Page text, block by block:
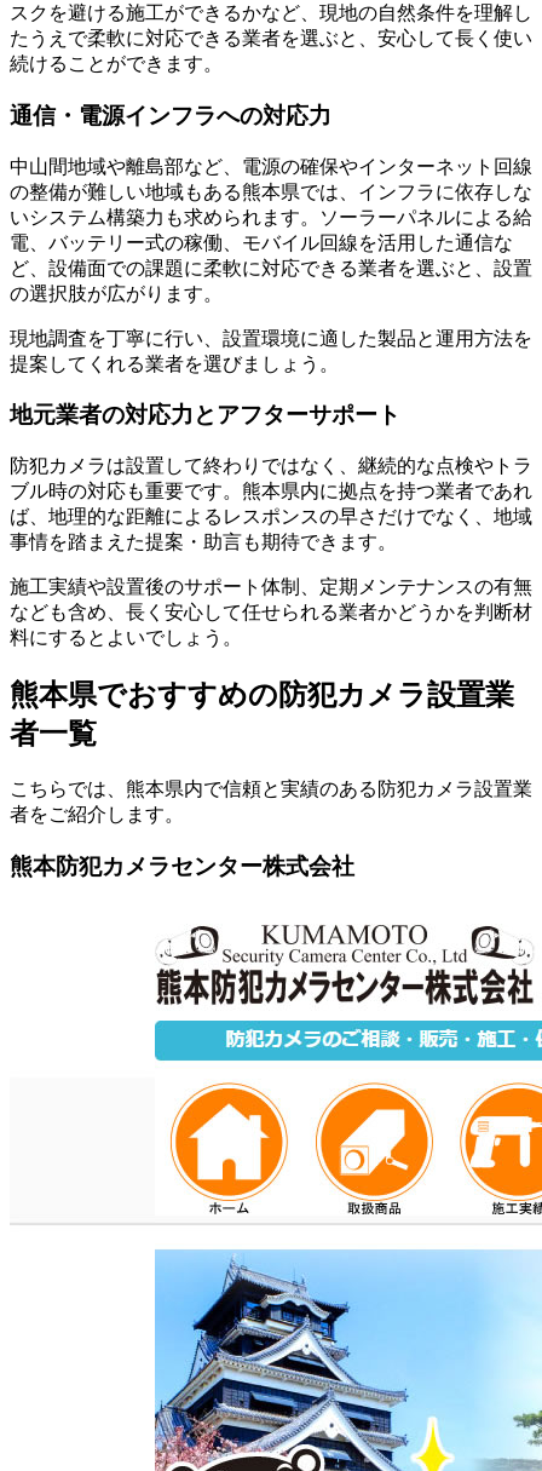
スクを避ける施工ができるかなど、現地の自然条件を理解し
たうえで柔軟に対応できる業者を選ぶと、安心して長く使い
続けることができます。
通信・電源インフラへの対応力
中山間地域や離島部など、電源の確保やインターネット回線
の整備が難しい地域もある熊本県では、インフラに依存しな
いシステム構築力も求められます。ソーラーパネルによる給
電、バッテリー式の稼働、モバイル回線を活用した通信な
ど、設備面での課題に柔軟に対応できる業者を選ぶと、設置
の選択肢が広がります。
現地調査を丁寧に行い、設置環境に適した製品と運用方法を
提案してくれる業者を選びましょう。
地元業者の対応力とアフターサポート
防犯カメラは設置して終わりではなく、継続的な点検やトラ
ブル時の対応も重要です。熊本県内に拠点を持つ業者であれ
ば、地理的な距離によるレスポンスの早さだけでなく、地域
事情を踏まえた提案・助言も期待できます。
施工実績や設置後のサポート体制、定期メンテナンスの有無
なども含め、長く安心して任せられる業者かどうかを判断材
料にするとよいでしょう。
熊本県でおすすめの防犯カメラ設置業
者一覧
こちらでは、熊本県内で信頼と実績のある防犯カメラ設置業
者をご紹介します。
熊本防犯カメラセンター株式会社